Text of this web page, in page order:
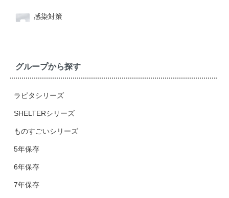
感染対策
グループから探す
ラピタシリーズ
SHELTERシリーズ
ものすごいシリーズ
5年保存
6年保存
7年保存